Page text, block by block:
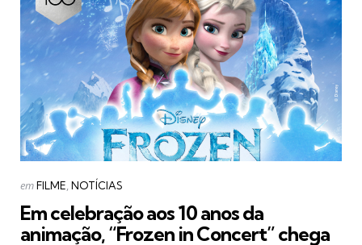
Categorias
Postado
emFILME NOTÍCIAS
Em celebração aos 10 anos da
animação, “Frozen in Concert” chega